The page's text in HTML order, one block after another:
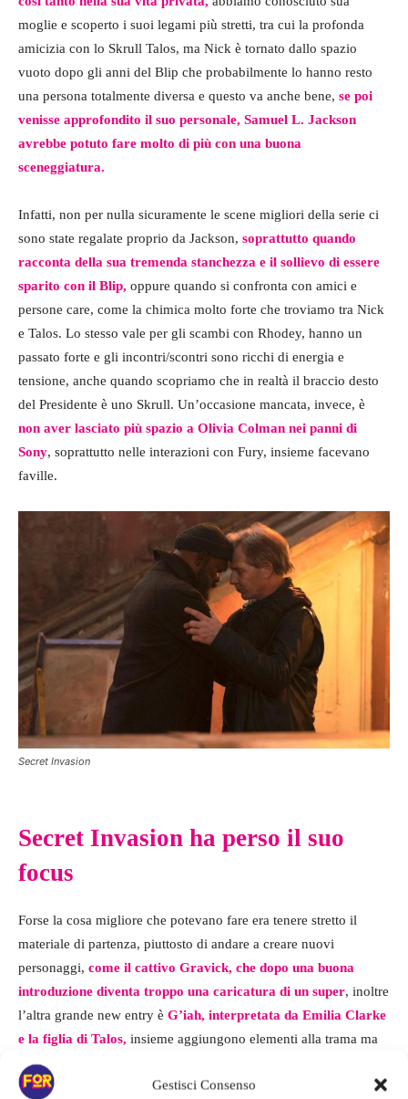
Gestisci Consenso
moglie e scoperto i suoi legami più stretti, tra cui la profonda
amicizia con lo Skrull Talos, ma Nick è tornato dallo spazio
vuoto dopo gli anni del Blip che probabilmente lo hanno resto
una persona totalmente diversa e questo va anche bene, se poi
venisse approfondito il suo personale, Samuel L. Jackson
avrebbe potuto fare molto di più con una buona
sceneggiatura.
Infatti, non per nulla sicuramente le scene migliori della serie ci
sono state regalate proprio da Jackson, soprattutto quando
racconta della sua tremenda stanchezza e il sollievo di essere
sparito con il Blip, oppure quando si confronta con amici e
persone care, come la chimica molto forte che troviamo tra Nick
e Talos. Lo stesso vale per gli scambi con Rhodey, hanno un
passato forte e gli incontri/scontri sono ricchi di energia e
tensione, anche quando scopriamo che in realtà il braccio desto
del Presidente è uno Skrull. Un’occasione mancata, invece, è
non aver lasciato più spazio a Olivia Colman nei panni di
Sony, soprattutto nelle interazioni con Fury, insieme facevano
faville.
Secret Invasion
Secret Invasion ha perso il suo
focus
Forse la cosa migliore che potevano fare era tenere stretto il
materiale di partenza, piuttosto di andare a creare nuovi
personaggi, come il cattivo Gravick, che dopo una buona
introduzione diventa troppo una caricatura di un super, inoltre
l’altra grande new entry è G’iah, interpretata da Emilia Clarke
e la figlia di Talos, insieme aggiungono elementi alla trama ma
rendendola ancora più contorta.